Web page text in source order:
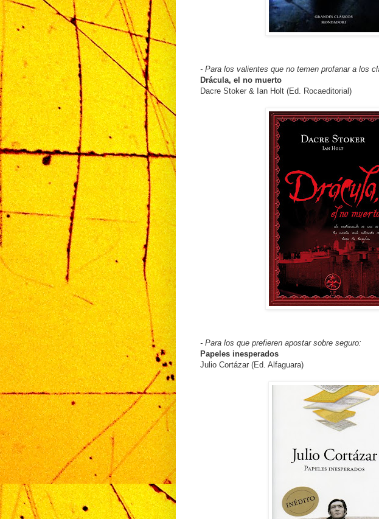
- Para los valientes que no temen profanar a los
Drácula, el no muerto
Dacre Stoker & Ian Holt (Ed. Rocaeditorial)
- Para los que prefieren apostar sobre seguro:
Papeles inesperados
Julio Cortázar (Ed. Alfaguara)